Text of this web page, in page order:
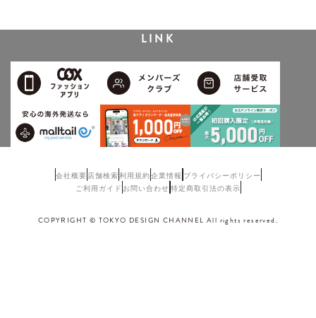
LINK
会社概要 店舗検索利用規約企業情報 プライバシーポリシー
ご利用ガイド お問い合わせ 特定商取引法の表示
COPYRIGHT © TOKYO DESIGN CHANNEL All rights reserved.